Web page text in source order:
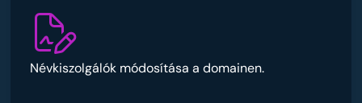
Névkiszolgálók módosítása a domainen.